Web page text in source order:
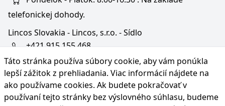
Táto stránka používa súbory cookie, aby vám ponúkla
lepší zážitok z prehliadania. Viac informácií nájdete na
ako používame cookies. Ak budete pokračovať v
používaní tejto stránky bez výslovného súhlasu, budeme
telefonickej dohody.
Lincos Slovakia - Lincos, s.r.o. - Sídlo
+421 915 155 468
+36/30 343 6714
bratislava@lincos.sk
Lincos s.r.o., Rustaveliho 4, 831 06 Bratislava - m. č.